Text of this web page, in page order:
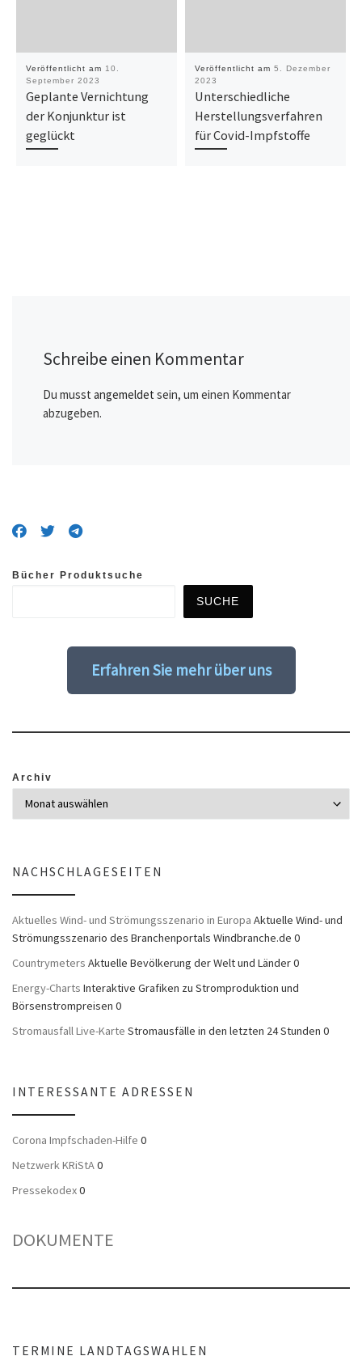
Veröffentlicht am 10.
September 2023
Geplante Vernichtung
der Konjunktur ist
geglückt
Veröffentlicht am 5. Dezember
2023
Unterschiedliche
Herstellungsverfahren
für Covid-Impfstoffe
Schreibe einen Kommentar
Du musst angemeldet sein, um einen Kommentar
abzugeben.
Bücher Produktsuche
SUCHE
Erfahren Sie mehr über uns
Archiv
NACHSCHLAGESEITEN
Aktuelles Wind- und Strömungsszenario in Europa Aktuelle Wind- und
Strömungsszenario des Branchenportals Windbranche.de 0
Countrymeters Aktuelle Bevölkerung der Welt und Länder 0
Energy-Charts Interaktive Grafiken zu Stromproduktion und
Börsenstrompreisen 0
Stromausfall Live-Karte Stromausfälle in den letzten 24 Stunden 0
INTERESSANTE ADRESSEN
Corona Impfschaden-Hilfe 0
Netzwerk KRiStA0
Pressekodex0
DOKUMENTE
TERMINE LANDTAGSWAHLEN